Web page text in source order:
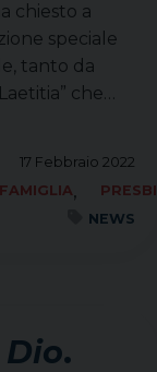
chiesto a
speciale
tanto da
che…
17 Febbraio 2022
FAMIGLIA,
NEWS
.